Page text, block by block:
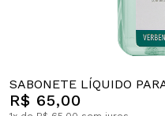
SABONETE LÍQUIDO
R$ 65,00